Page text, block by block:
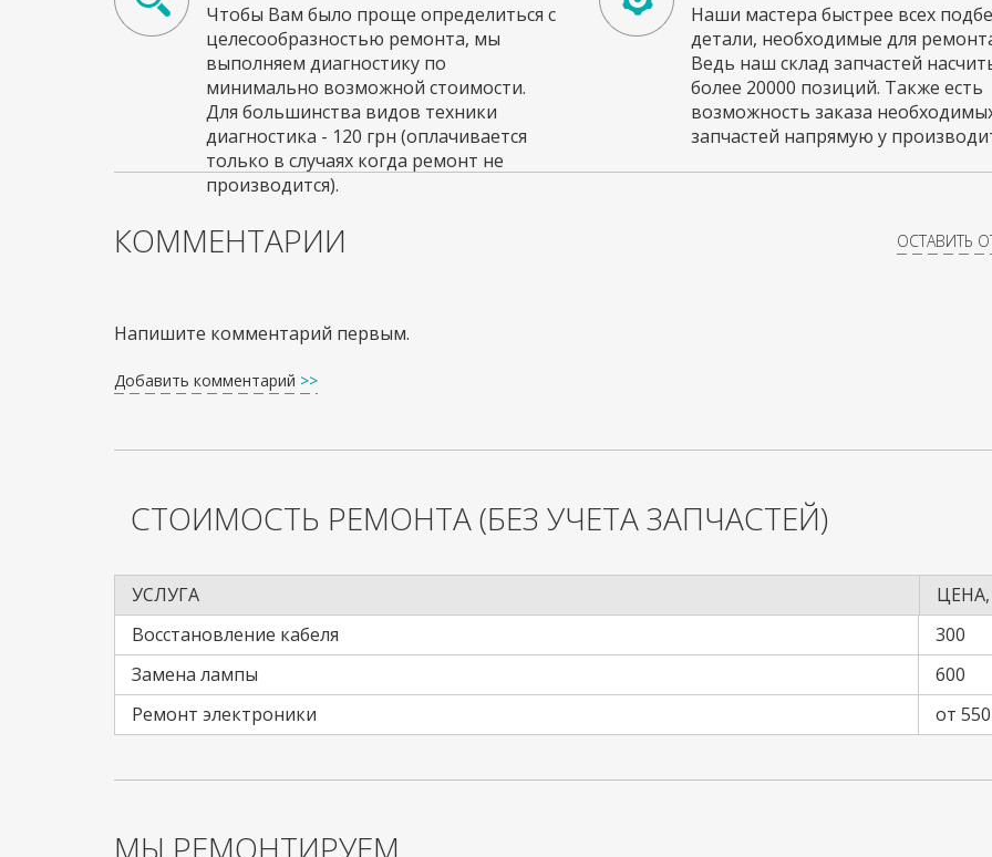
Чтобы Вам было проще определиться с
целесообразностью ремонта, мы
выполняем диагностику по
минимально возможной стоимости.
Для большинства видов техники
диагностика - 120 грн (оплачивается
только в случаях когда ремонт не
производится).
Наши мастера быстрее всех
детали, необходимые для
Ведь наш склад запчастей
более 20000 позиций. Также есть
возможность заказа
запчастей напрямую у
КОММЕНТАРИИ ОСТАВИТЬ
Напишите комментарий первым.
Добавить комментарий >>
СТОИМОСТЬ РЕМОНТА(БЕЗ УЧЕТА ЗАПЧАСТЕЙ)
УСЛУГА
Восстановление кабеля
300
Замена лампы
600
Ремонт электроники
от 550
МЫ РЕМОНТИРУЕМ